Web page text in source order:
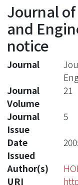
Statistics
Journal
and
notice
Journal
Journal
Volume
21
Journal
Issue
5
Date
Issued
Author(s)
URI